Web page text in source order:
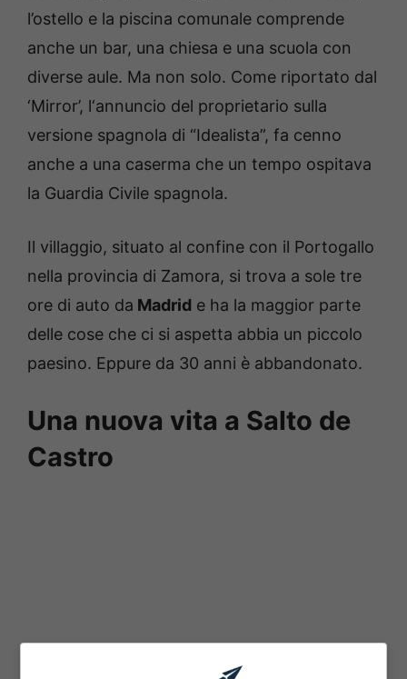
l’ostello e la piscina comunale comprende
anche un bar, una chiesa e una scuola con
diverse aule. Ma non solo. Come riportato dal
‘Mirror’, l‘annuncio del proprietario sulla
versione spagnola di “Idealista”, fa cenno
anche a una caserma che un tempo ospitava
la Guardia Civile spagnola.
Il villaggio, situato al confine con il Portogallo
nella provincia di Zamora, si trova a sole tre
ore di auto da Madrid e ha la maggior parte
delle cose che ci si aspetta abbia un piccolo
paesino. Eppure da 30 anni è abbandonato.
Una nuova vita a Salto de
Castro